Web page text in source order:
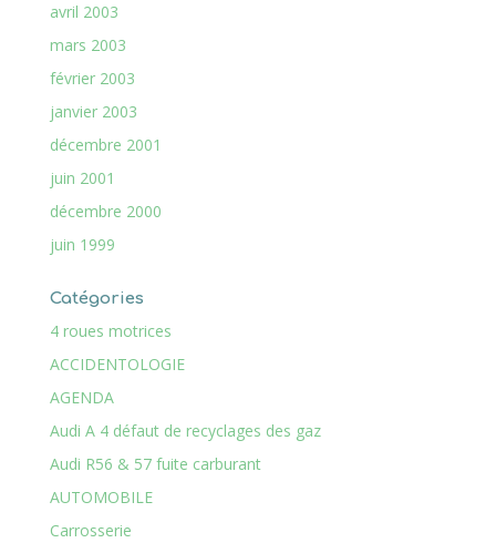
avril 2003
mars 2003
février 2003
janvier 2003
décembre 2001
juin 2001
décembre 2000
juin 1999
Catégories
4 roues motrices
ACCIDENTOLOGIE
AGENDA
Audi A 4 défaut de recyclages des gaz
Audi R56 & 57 fuite carburant
AUTOMOBILE
Carrosserie